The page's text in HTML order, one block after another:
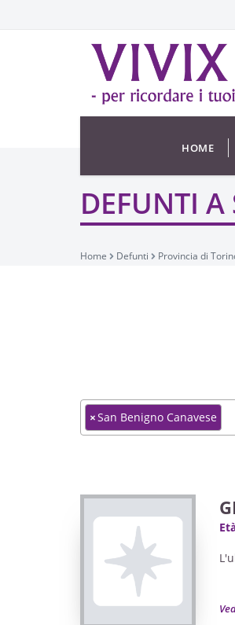
HOME
DEFUNTI
Home Defunti Provincia di
×San Benigno Canavese